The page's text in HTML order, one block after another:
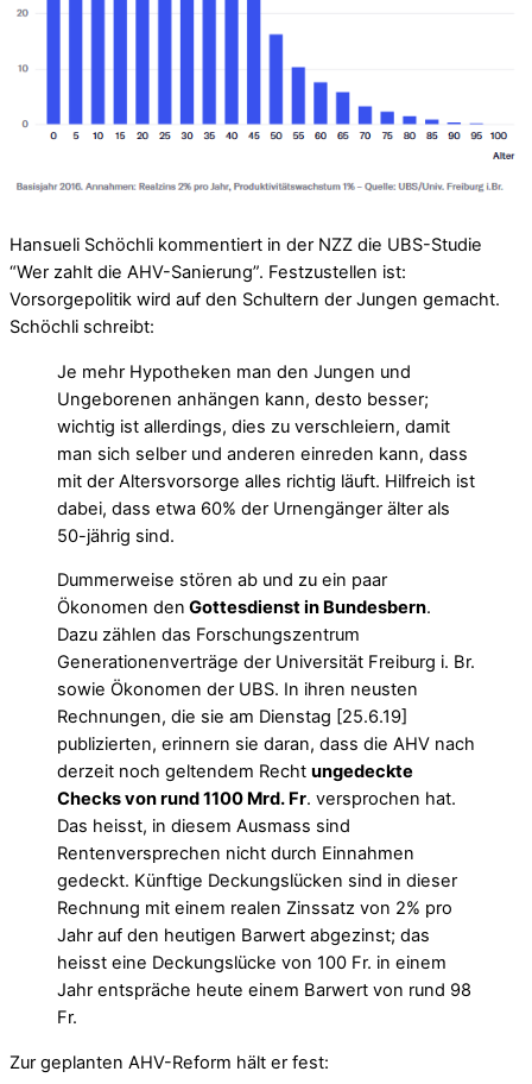
Hansueli Schöchli kommentiert in der NZZ die UBS-Studie
“Wer zahlt die AHV-Sanierung”. Festzustellen ist:
Vorsorgepolitik wird auf den Schultern der Jungen gemacht.
Schöchli schreibt:
Je mehr Hypotheken man den Jungen und
Ungeborenen anhängen kann, desto besser;
wichtig ist allerdings, dies zu verschleiern, damit
man sich selber und anderen einreden kann, dass
mit der Altersvorsorge alles richtig läuft. Hilfreich ist
dabei, dass etwa 60% der Urnengänger älter als
50-jährig sind.
Dummerweise stören ab und zu ein paar
Ökonomen den Gottesdienst in Bundesbern.
Dazu zählen das Forschungszentrum
Generationenverträge der Universität Freiburg i. Br.
sowie Ökonomen der UBS. In ihren neusten
Rechnungen, die sie am Dienstag [25.6.19]
publizierten, erinnern sie daran, dass die AHV nach
derzeit noch geltendem Recht ungedeckte
Checks von rund 1100 Mrd. Fr. versprochen hat.
Das heisst, in diesem Ausmass sind
Rentenversprechen nicht durch Einnahmen
gedeckt. Künftige Deckungslücken sind in dieser
Rechnung mit einem realen Zinssatz von 2% pro
Jahr auf den heutigen Barwert abgezinst; das
heisst eine Deckungslücke von 100 Fr. in einem
Jahr entspräche heute einem Barwert von rund 98
Fr.
Zur geplanten AHV-Reform hält er fest: